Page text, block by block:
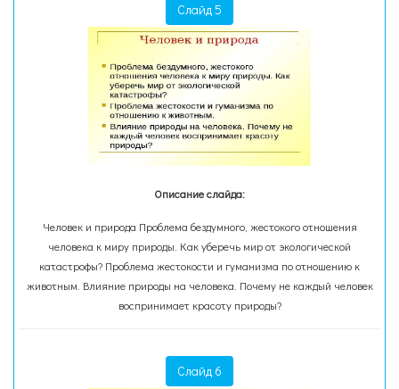
Слайд 5
Описание слайда:
Человек и природа Проблема бездумного, жестокого отношения
человека к миру природы. Как уберечь мир от экологической
катастрофы? Проблема жестокости и гуманизма по отношению к
животным. Влияние природы на человека. Почему не каждый человек
воспринимает красоту природы?
Слайд 6